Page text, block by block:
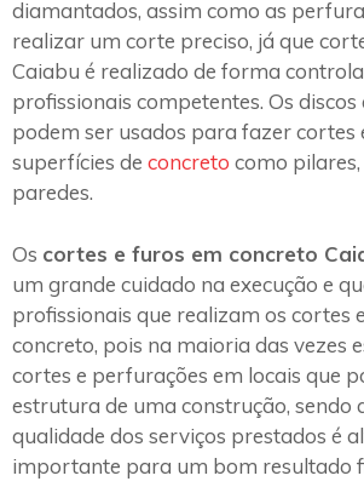
diamantados, assim como as
realizar um corte preciso, já que
Caiabu é realizado de forma
profissionais competentes. Os
podem ser usados para fazer cortes
superfícies de concreto como pilares,
paredes.
Os cortes e furos em concreto
um grande cuidado na execução e
profissionais que realizam os cortes
concreto, pois na maioria das vezes
cortes e perfurações em locais que
estrutura de uma construção, sendo
qualidade dos serviços prestados é
importante para um bom resultado